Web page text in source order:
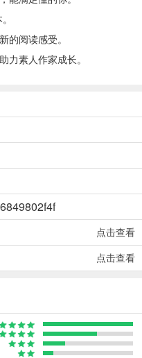
的阅读感受。
力素人作家成长。
点击查看
点击查看